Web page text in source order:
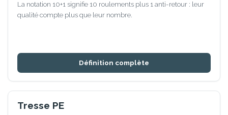
La notation 10+1 signifie 10 roulements plus 1 anti-retour : leur
qualité compte plus que leur nombre.
Définition complète
Tresse PE